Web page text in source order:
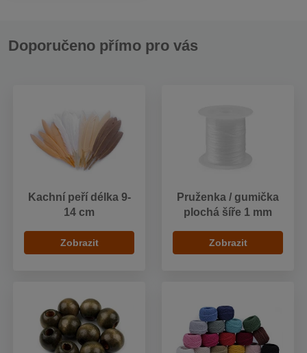
Doporučeno přímo pro vás
Kachní peří délka 9-
14 cm
Zobrazit
Pruženka / gumička
plochá šíře 1 mm
Zobrazit